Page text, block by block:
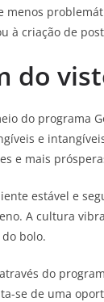
à criação de
do
do programa
e
e mais
estável e
A cultura
bolo.
do
se de uma